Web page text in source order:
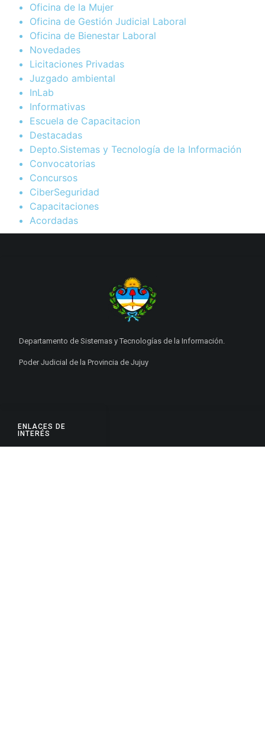
Oficina de la Mujer
Oficina de Gestión Judicial Laboral
Oficina de Bienestar Laboral
Novedades
Licitaciones Privadas
Juzgado ambiental
InLab
Informativas
Escuela de Capacitacion
Destacadas
Depto.Sistemas y Tecnología de la Información
Convocatorias
Concursos
CiberSeguridad
Capacitaciones
Acordadas
ENLACES DE
INTERÉS
Departamento de Sistemas y Tecnologías de la Información.
Poder Judicial de la Provincia de Jujuy